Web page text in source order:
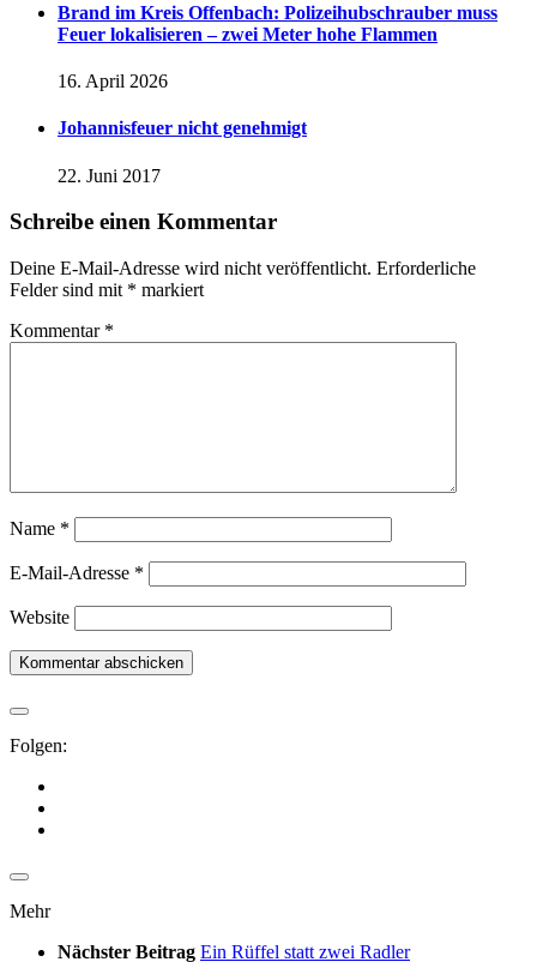
Brand im Kreis Offenbach: Polizeihubschrauber muss
Feuer lokalisieren – zwei Meter hohe Flammen
16. April 2026
Johannisfeuer nicht genehmigt
22. Juni 2017
Schreibe einen Kommentar
Deine E-Mail-Adresse wird nicht veröffentlicht. Erforderliche
Felder sind mit * markiert
Kommentar *
Name *
E-Mail-Adresse *
Website
Folgen:
Mehr
Nächster Beitrag Ein Rüffel statt zwei Radler